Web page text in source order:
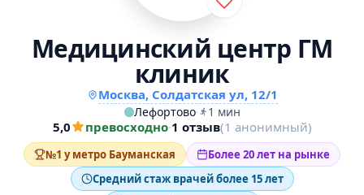
Медицинский центр ГМ
клиник
Москва, Солдатская ул, 12/1
Лефортово· 1 мин
5,0 превосходно·1 отзыв(1 анонимный)
№1 у метро Бауманская
Более 20 лет на рынке
Средний стаж врачей более 15 лет